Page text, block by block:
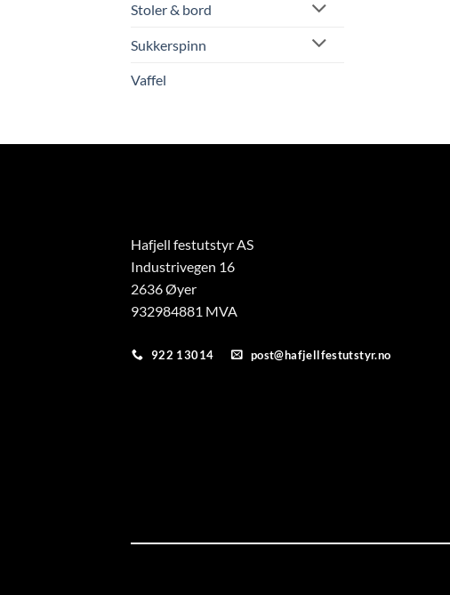
Stoler & bord
Sukkerspinn
Vaffel
Hafjell festutstyr AS
Industrivegen 16
2636 Øyer
932984881 MVA
922 13014 post@hafjellfestutstyr.no